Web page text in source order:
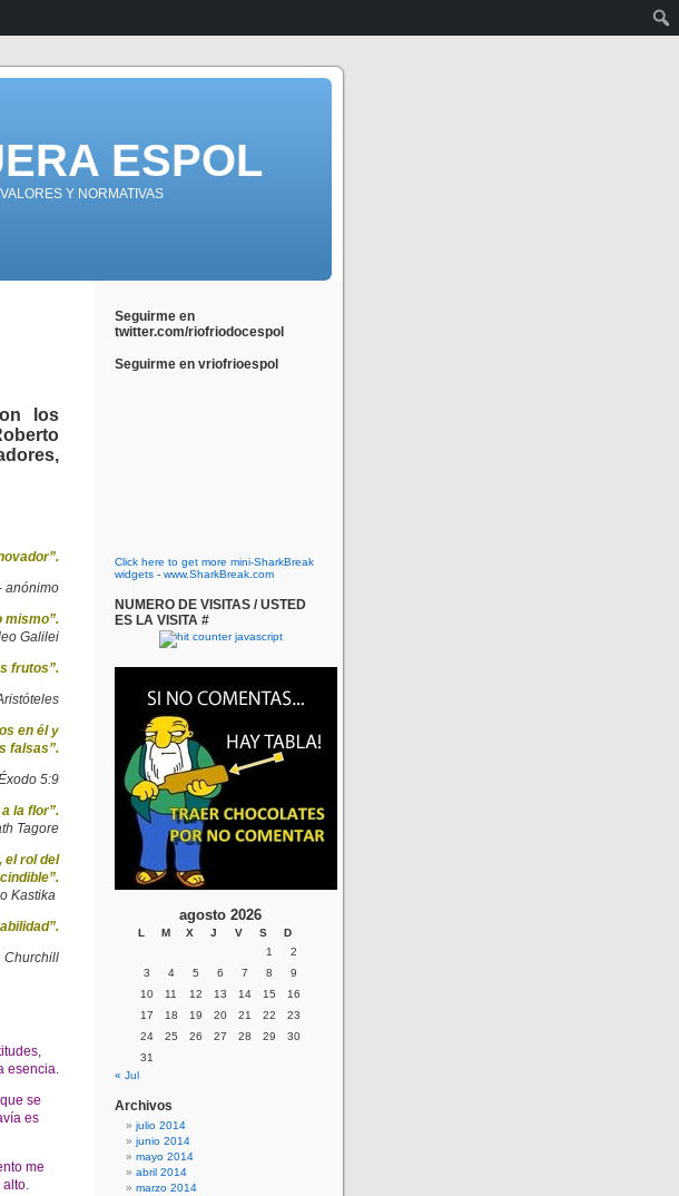
ESPOL
Y NORMATIVAS
los
anónimo
mismo”.
Galilei
frutos”.
en él y
falsas”.
5:9
la flor”.
Tagore
el rol del
Kastika
Churchill
esencia.
se
es
me
alto.
Seguirme en
twitter.com/riofriodocespol
Seguirme en vriofrioespol
Click here to get more mini-SharkBreak
widgets - www.SharkBreak.com
NUMERO DE VISITAS / USTED
ES LA VISITA #
agosto 2026
L M X J V S
D
1
2
3
4 5 6 7 8
9
10
11 12 13 14 15
16
17
18 19 20 21 22
23
24
25 26 27 28 29
30
31
« Jul
Archivos
julio 2014
junio 2014
mayo 2014
abril 2014
marzo 2014